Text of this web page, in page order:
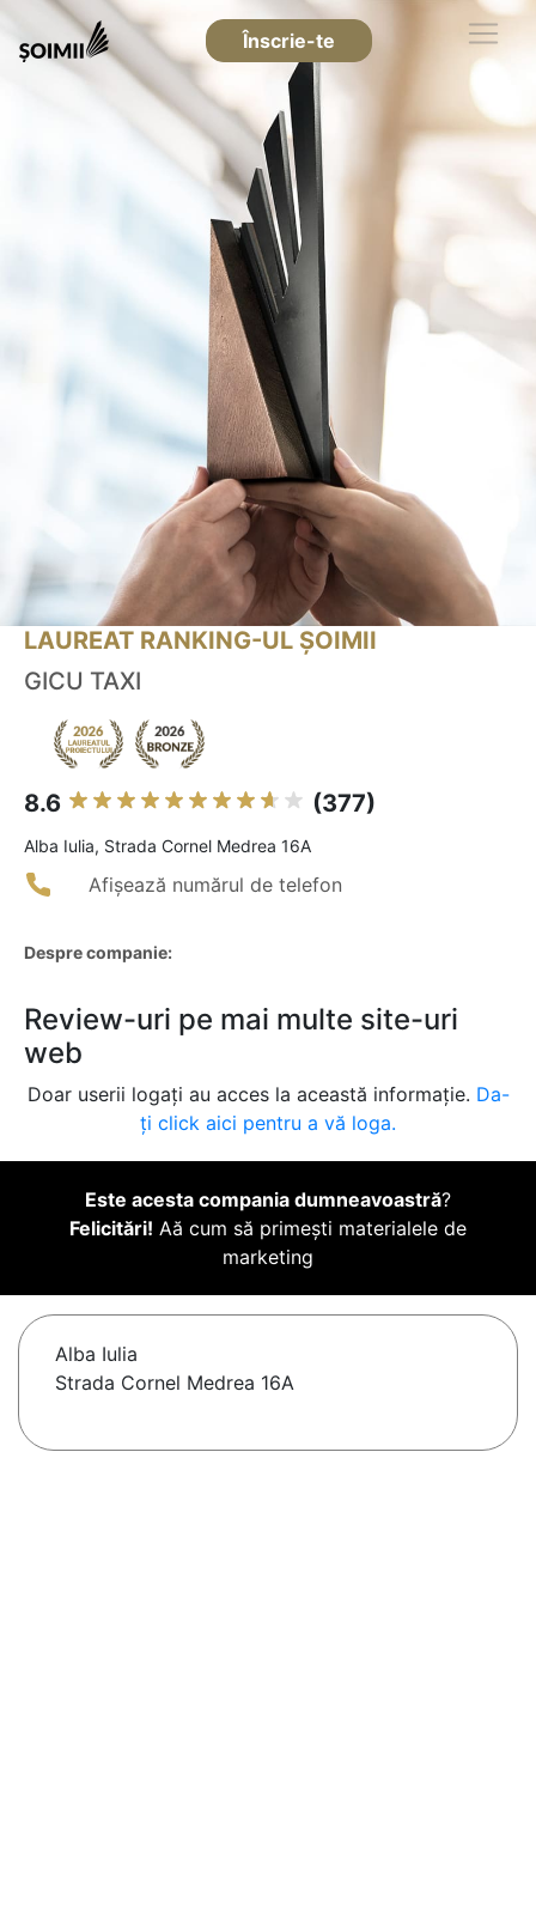
Înscrie-te
LAUREAT RANKING-UL ȘOIMII
GICU TAXI
8.6 (377)
Alba Iulia, Strada Cornel Medrea 16A
Afișează numărul de telefon
Despre companie:
Review-uri pe mai multe site-uri
web
Doar userii logați au acces la această informație. Da-
ți click aici pentru a vă loga.
Este acesta compania dumneavoastră?
Felicitări! Aă cum să primești materialele de
marketing
Alba Iulia
Strada Cornel Medrea 16A